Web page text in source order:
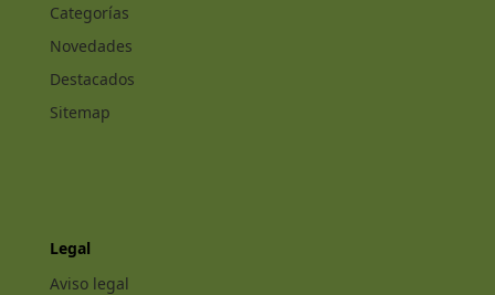
Categorías
Novedades
Destacados
Sitemap
Legal
Aviso legal